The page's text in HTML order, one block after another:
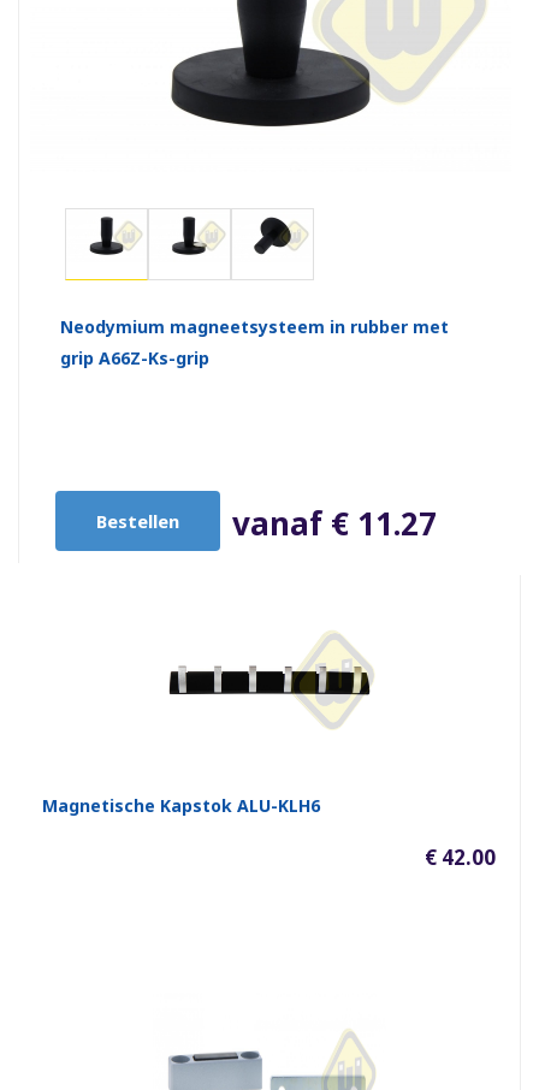
Neodymium magneetsysteem in rubber met
grip A66Z-Ks-grip
vanaf € 11.27
Bestellen
Magnetische Kapstok ALU-KLH6
€ 42.00